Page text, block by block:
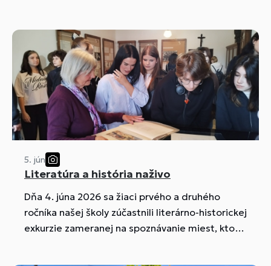
5. jún
Literatúra a história naživo
Dňa 4. júna 2026 sa žiaci prvého a druhého
ročníka našej školy zúčastnili literárno-historickej
exkurzie zameranej na spoznávanie miest, ktoré